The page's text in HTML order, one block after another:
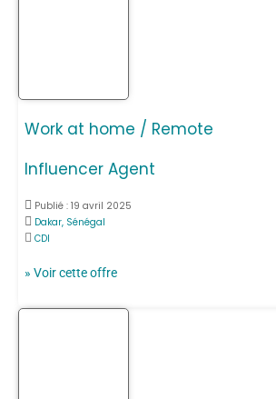
Work at home / Remote
Influencer Agent
Publié : 19 avril 2025
Dakar, Sénégal
CDI
» Voir cette offre